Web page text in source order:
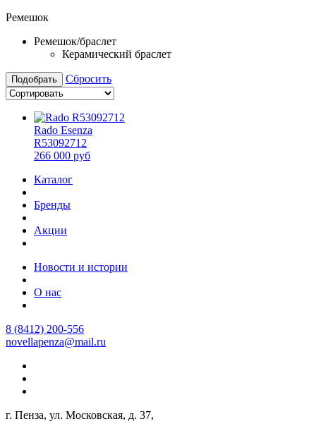
Ремешок
Ремешок/браслет
Керамический браслет
Подобрать Сбросить
Rado Esenza
R53092712
266 000 руб
Каталог
Бренды
Акции
Новости и истории
О нас
8 (8412) 200-556
novellapenza@mail.ru
г. Пенза, ул. Московская, д. 37,